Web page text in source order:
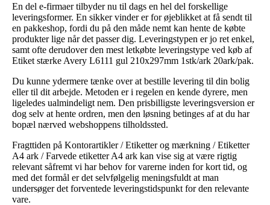
En del e-firmaer tilbyder nu til dags en hel del forskellige
leveringsformer. En sikker vinder er for øjeblikket at få sendt til
en pakkeshop, fordi du på den måde nemt kan hente de købte
produkter lige når det passer dig. Leveringstypen er jo ret enkel,
samt ofte derudover den mest letkøbte leveringstype ved køb af
Etiket stærke Avery L6111 gul 210x297mm 1stk/ark 20ark/pak.
Du kunne ydermere tænke over at bestille levering til din bolig
eller til dit arbejde. Metoden er i regelen en kende dyrere, men
ligeledes ualmindeligt nem. Den prisbilligste leveringsversion er
dog selv at hente ordren, men den løsning betinges af at du har
bopæl nærved webshoppens tilholdssted.
Fragttiden på Kontorartikler / Etiketter og mærkning / Etiketter
A4 ark / Farvede etiketter A4 ark kan vise sig at være rigtig
relevant såfremt vi har behov for varerne inden for kort tid, og
med det formål er det selvfølgelig meningsfuldt at man
undersøger det forventede leveringstidspunkt for den relevante
vare.